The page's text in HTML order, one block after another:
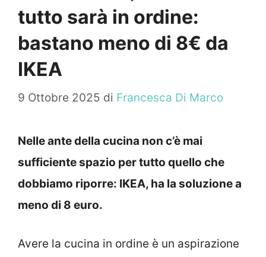
tutto sarà in ordine:
bastano meno di 8€ da
IKEA
9 Ottobre 2025 di Francesca Di Marco
Nelle ante della cucina non c’è mai
sufficiente spazio per tutto quello che
dobbiamo riporre: IKEA, ha la soluzione a
meno di 8 euro.
Avere la cucina in ordine è un aspirazione